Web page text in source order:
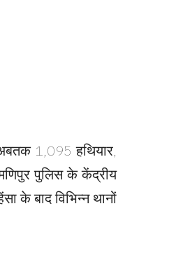
अबतक 1,095 हथियार,
पुलिस के केंद्रीय
के बाद विभिन्न थानों